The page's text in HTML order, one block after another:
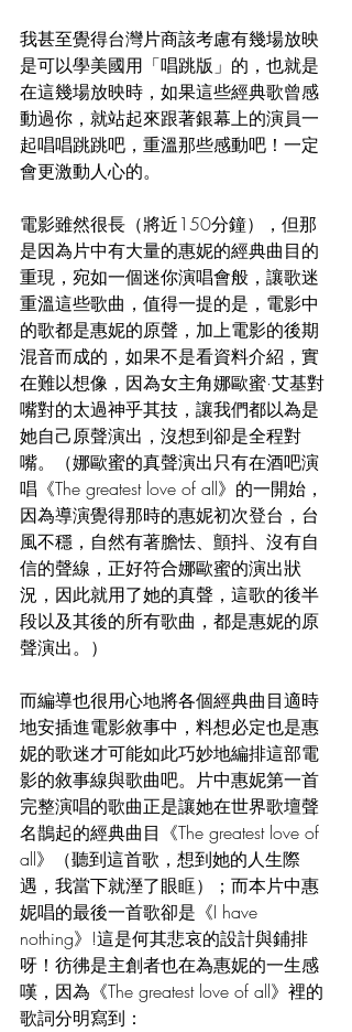
我甚至覺得台灣片商該考慮有幾場放映
是可以學美國用「唱跳版」的，也就是
在這幾場放映時，如果這些經典歌曾感
動過你，就站起來跟著銀幕上的演員一
起唱唱跳跳吧，重溫那些感動吧！一定
會更激動人心的。
電影雖然很長（將近150分鐘），但那
是因為片中有大量的惠妮的經典曲目的
重現，宛如一個迷你演唱會般，讓歌迷
重溫這些歌曲，值得一提的是，電影中
的歌都是惠妮的原聲，加上電影的後期
混音而成的，如果不是看資料介紹，實
在難以想像，因為女主角娜歐蜜·艾基對
嘴對的太過神乎其技，讓我們都以為是
她自己原聲演出，沒想到卻是全程對
嘴。（娜歐蜜的真聲演出只有在酒吧演
唱《The greatest love of all》的一開始，
因為導演覺得那時的惠妮初次登台，台
風不穩，自然有著膽怯、顫抖、沒有自
信的聲線，正好符合娜歐蜜的演出狀
況，因此就用了她的真聲，這歌的後半
段以及其後的所有歌曲，都是惠妮的原
聲演出。）
而編導也很用心地將各個經典曲目適時
地安插進電影敘事中，料想必定也是惠
妮的歌迷才可能如此巧妙地編排這部電
影的敘事線與歌曲吧。片中惠妮第一首
完整演唱的歌曲正是讓她在世界歌壇聲
名鵲起的經典曲目《The greatest love of
all》（聽到這首歌，想到她的人生際
遇，我當下就溼了眼眶）；而本片中惠
妮唱的最後一首歌卻是《I have
nothing》!這是何其悲哀的設計與鋪排
呀！彷彿是主創者也在為惠妮的一生感
嘆，因為《The greatest love of all》裡的
歌詞分明寫到：